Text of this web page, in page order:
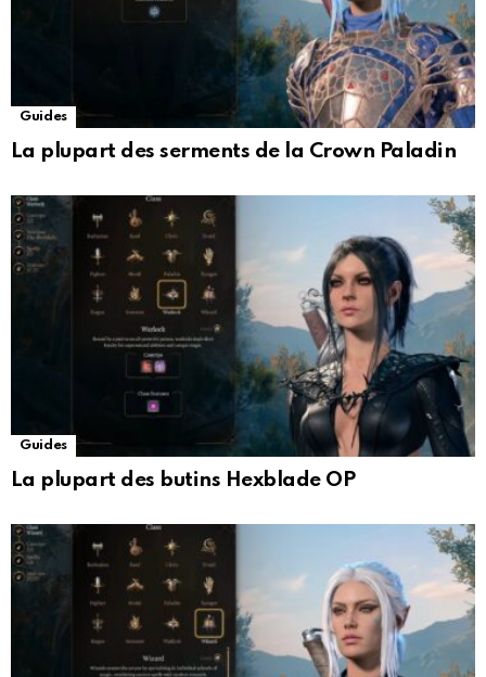
Guides
La plupart des serments de la Crown Paladin
Guides
La plupart des butins Hexblade OP